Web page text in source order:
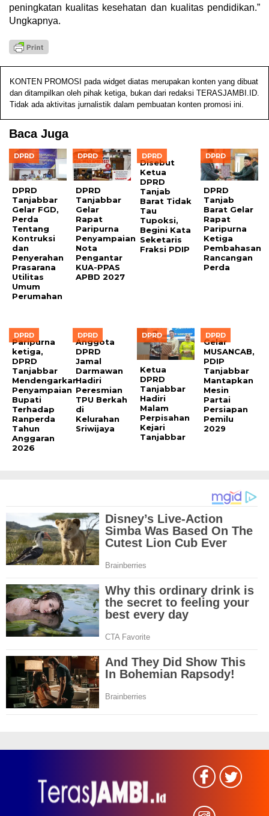
peningkatan kualitas kesehatan dan kualitas pendidikan.”
Ungkapnya.
KONTEN PROMOSI pada widget diatas merupakan konten yang dibuat
dan ditampilkan oleh pihak ketiga, bukan dari redaksi TERASJAMBI.ID.
Tidak ada aktivitas jurnalistik dalam pembuatan konten promosi ini.
Baca Juga
DPRD
DPRD
Tanjabbar
Gelar FGD,
Perda
Tentang
Kontruksi
dan
Penyerahan
Prasarana
Utilitas
Umum
Perumahan
DPRD
DPRD
Tanjabbar
Gelar
Rapat
Paripurna
Penyampaian
Nota
Pengantar
KUA-PPAS
APBD 2027
DPRD
Disebut
Ketua
DPRD
Tanjab
Barat Tidak
Tau
Tupoksi,
Begini Kata
Seketaris
Fraksi PDIP
DPRD
DPRD
Tanjab
Barat Gelar
Rapat
Paripurna
Ketiga
Pembahasan
Rancangan
Perda
DPRD
Paripurna
ketiga,
DPRD
Tanjabbar
Mendengarkan
Penyampaian
Bupati
Terhadap
Ranperda
Tahun
Anggaran
2026
DPRD
Anggota
DPRD
Jamal
Darmawan
Hadiri
Peresmian
TPU Berkah
di
Kelurahan
Sriwijaya
DPRD
Ketua
DPRD
Tanjabbar
Hadiri
Malam
Perpisahan
Kejari
Tanjabbar
DPRD
Gelar
MUSANCAB,
PDIP
Tanjabbar
Mantapkan
Mesin
Partai
Persiapan
Pemilu
2029